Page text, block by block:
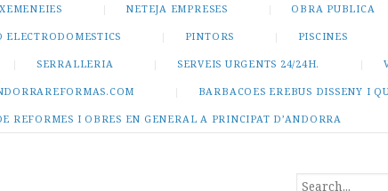
NETEJA EMPRESES OBRA PUBLICA
ELECTRODOMESTICS PINTORS PISCINES
SERRALLERIA SERVEIS URGENTS 24/24H.
BARBACOES EREBUS DISSENY I
REFORMES I OBRES EN GENERAL A PRINCIPAT D’ANDORRA
SEARCH